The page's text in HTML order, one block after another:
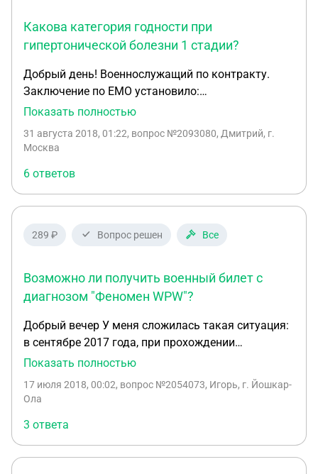
Какова категория годности при
гипертонической болезни 1 стадии?
Добрый день! Военнослужащий по контракту.
Заключение по ЕМО установило:
Диагноз:Гипертоническая болезнь 1 ст., риск ССО
военных: |||а Группа физической подготовки: 6
годности в соответствии с этим диагнозом?
Показать полностью
31 августа 2018, 01:22, вопрос №2093080, Дмитрий, г.
Москва
6 ответов
289 ₽ Вопрос решен Все
Возможно ли получить военный билет с
диагнозом "Феномен WPW"?
Добрый вечер У меня сложилась такая ситуация:
в сентябре 2017 года, при прохождении
медицинского обследования для приема на
работу, после ЭКГ поставили диагноз "Подозрение
на Синдром WPW", позже в июне 2018, при
"Феномен WPW". При приеме у кардиолога, он
подтвердил данный диагноз. В расписании
болезней феномен WPW не указан, но указан
Показать полностью
17 июля 2018, 00:02, вопрос №2054073, Игорь, г. Йошкар-
Ола
3 ответа